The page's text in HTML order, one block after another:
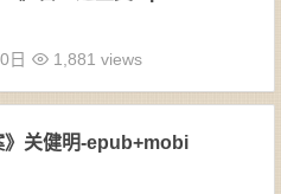
日 1,881 views
》关健明-epub+mobi